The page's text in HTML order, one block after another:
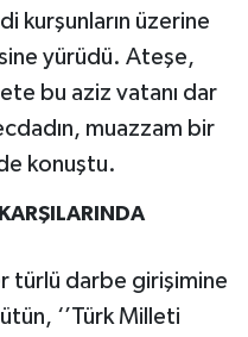
kurşunların üzerine
yürüdü. Ateşe,
bu aziz vatanı dar
muazzam bir
konuştu.
türlü darbe girişimine
‘’Türk Milleti